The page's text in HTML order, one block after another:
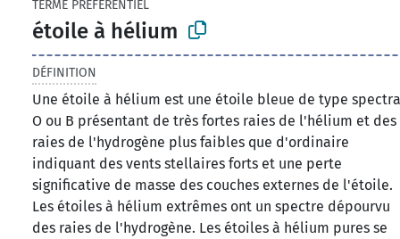
TERME PRÉFÉRENTIEL
étoile à hélium
DÉFINITION
Une étoile à hélium est une étoile bleue de type
O ou B présentant de très fortes raies de l'hélium et des
raies de l'hydrogène plus faibles que d'ordinaire
indiquant des vents stellaires forts et une perte
significative de masse des couches externes de l'étoile.
Les étoiles à hélium extrêmes ont un spectre dépourvu
des raies de l'hydrogène. Les étoiles à hélium pures se